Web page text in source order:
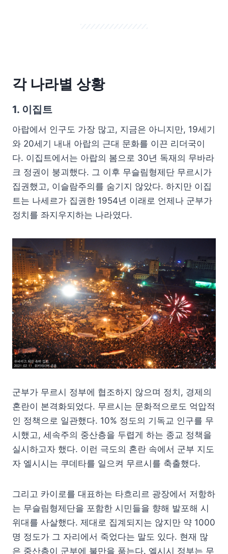
각 나라별 상황
1. 이집트
아랍에서 인구도 가장 많고, 지금은 아니지만, 19세기
와 20세기 내내 아랍의 근대 문화를 이끈 리더국이
다. 이집트에서는 아랍의 봄으로 30년 독재의 무바라
크 정권이 붕괴했다. 그 이후 무슬림형제단 무르시가
집권했고, 이슬람주의를 숨기지 않았다. 하지만 이집
트는 나세르가 집권한 1954년 이래로 언제나 군부가
정치를 좌지우지하는 나라였다.
군부가 무르시 정부에 협조하지 않으며 정치, 경제의
혼란이 본격화되었다. 무르시는 문화적으로도 억압적
인 정책으로 일관했다. 10% 정도의 기독교 인구를 무
시했고, 세속주의 중산층을 두렵게 하는 종교 정책을
실시하고자 했다. 이런 극도의 혼란 속에서 군부 지도
자 엘시시는 쿠데타를 일으켜 무르시를 축출했다.
그리고 카이로를 대표하는 타흐리르 광장에서 저항하
는 무슬림형제단을 포함한 시민들을 향해 발포해 시
위대를 사살했다. 제대로 집계되지는 않지만 약 1000
명 정도가 그 자리에서 죽었다는 말도 있다. 현재 많
은 중산층이 군부에 불만을 품는다. 엘시시 정부는 무